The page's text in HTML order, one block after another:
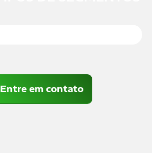
Entre em contato